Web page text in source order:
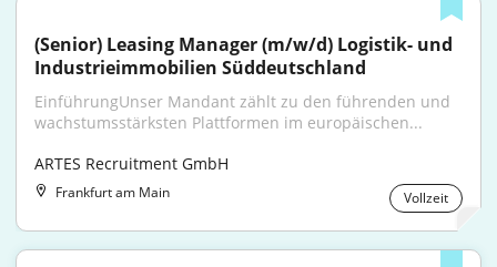
(Senior) Leasing Manager (m/w/d) Logistik- und
Industrieimmobilien Süddeutschland
EinführungUnser Mandant zählt zu den führenden und
wachstumsstärksten Plattformen im europäischen...
ARTES Recruitment GmbH
Frankfurt am Main Vollzeit